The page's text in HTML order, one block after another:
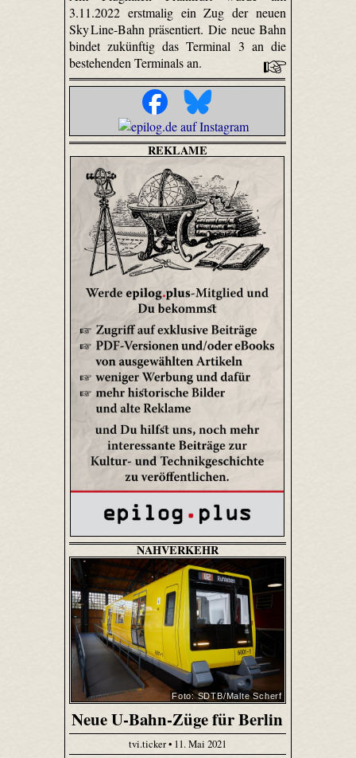
3.11.2022 erstmalig ein Zug der neuen
Sky Line-Bahn präsentiert. Die neue Bahn
bindet zukünftig das Terminal 3 an die
bestehenden Terminals an.
REKLAME
NAHVERKEHR
Foto: SDTB/Malte Scherf
Neue U-Bahn-Züge für Berlin
tvi.ticker • 11. Mai 2021